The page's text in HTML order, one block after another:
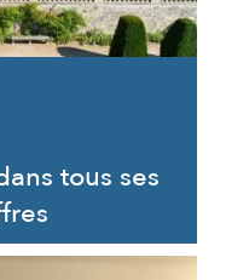
tous ses